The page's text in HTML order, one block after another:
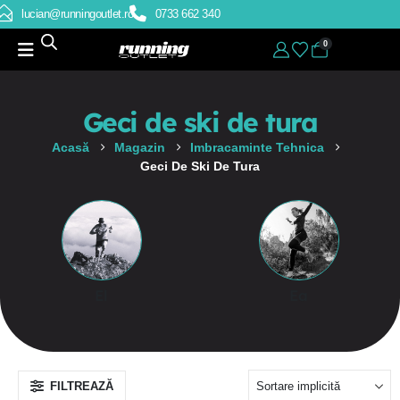
lucian@runningoutlet.ro 0733 662 340
0
Geci de ski de tura
Acasă Magazin
Imbracaminte Tehnica
Geci De Ski De Tura
FILTREAZĂ